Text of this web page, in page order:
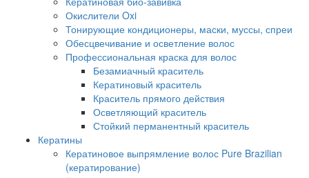
Окислители Oxi
Тонирующие кондиционеры, маски, муссы, спреи
Обесцвечивание и осветление волос
Профессиональная краска для волос
Безамиачный краситель
Кератиновый краситель
Краситель прямого действия
Осветляющий краситель
Стойкий перманентный краситель
Кератины
Кератиновое выпрямление волос Pure Brazilian
(кератирование)